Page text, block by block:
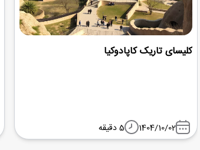
کلیسای تاریک کاپادوکیا
1404/10/02 5 دقیقه